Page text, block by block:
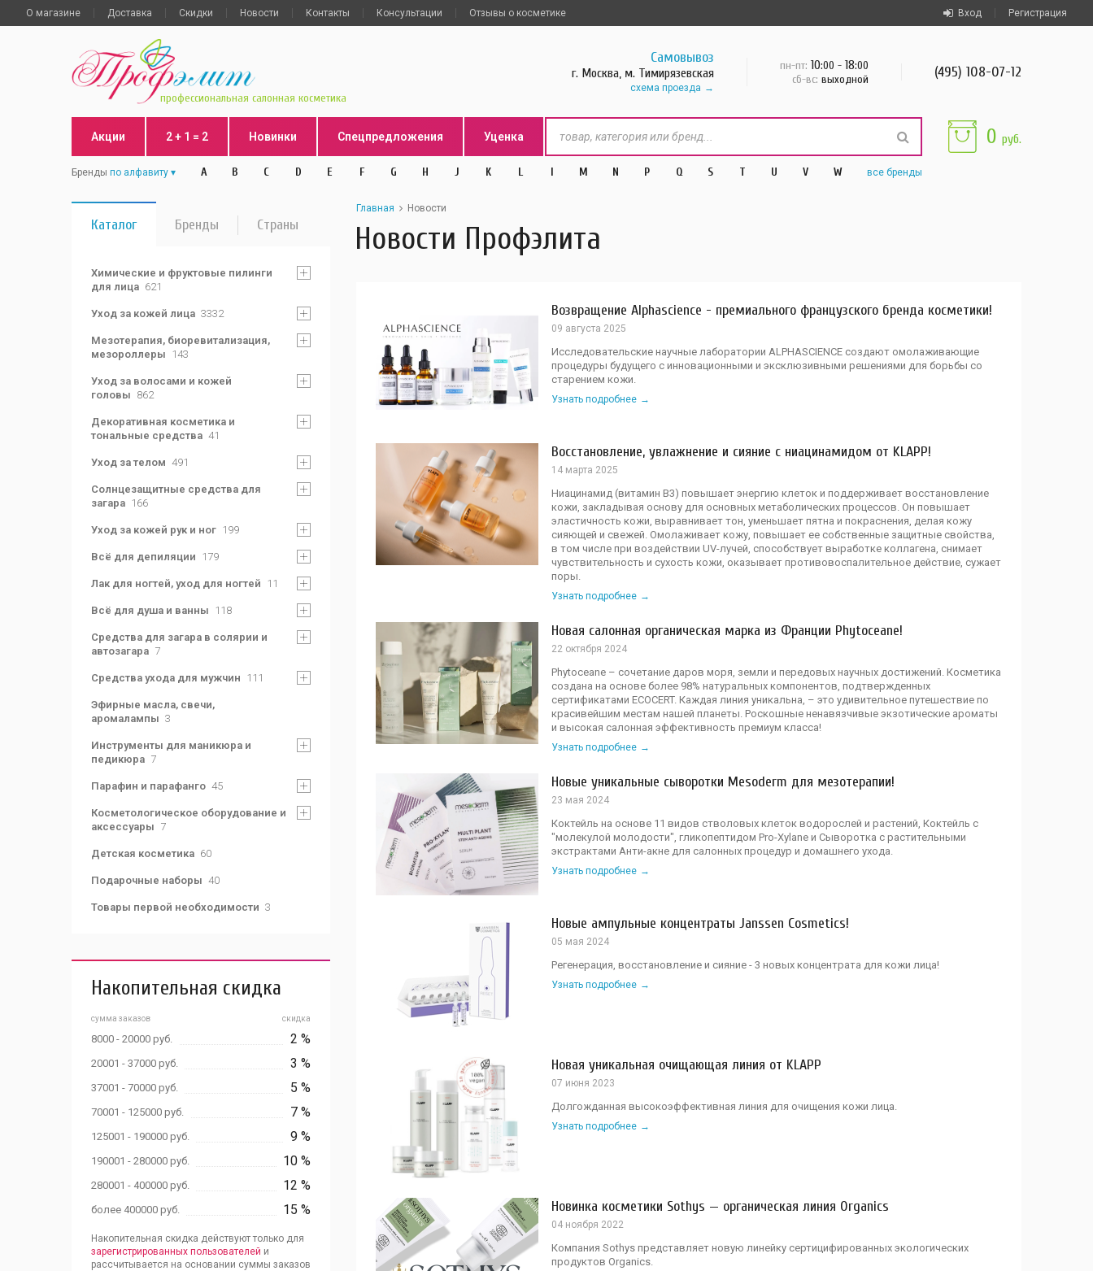
Вход Регистрация
О магазине Доставка Скидки Новости Контакты Консультации Отзывы о косметике
профессиональная салонная косметика
Самовывоз
г. Москва, м. Тимирязевская
схема проезда
пн-пт: 10:00 - 18:00
сб-вс: выходной (495) 108-07-12
Акции 2 + 1 = 2 Новинки Спецпредложения Уценка
Бренды по алфавиту A B C D E F G H J K L l M N P Q S T U V W все бренды
0 руб.
Каталог Бренды Страны
Химические и фруктовые пилинги
для лица 621
Уход за кожей лица 3332
Мезотерапия, биоревитализация,
мезороллеры 143
Уход за волосами и кожей
головы 862
Декоративная косметика и
тональные средства 41
Уход за телом 491
Солнцезащитные средства для
загара 166
Уход за кожей рук и ног 199
Всё для депиляции 179
Лак для ногтей, уход для ногтей 11
Всё для душа и ванны 118
Средства для загара в солярии и
автозагара 7
Средства ухода для мужчин 111
Эфирные масла, свечи,
аромалампы 3
Инструменты для маникюра и
педикюра 7
Парафин и парафанго 45
Косметологическое оборудование и
аксессуары 7
Детская косметика 60
Подарочные наборы 40
Товары первой необходимости 3
Накопительная скидка
скидка
сумма заказов
2 %
8000 - 20000 руб.
3 %
20001 - 37000 руб.
5 %
37001 - 70000 руб.
7 %
70001 - 125000 руб.
9 %
125001 - 190000 руб.
10 %
190001 - 280000 руб.
12 %
280001 - 400000 руб.
15 %
более 400000 руб.
Накопительная скидка действуют только для
зарегистрированных пользователей и
рассчитывается на основании суммы заказов
Главная Новости
Новости Профэлита
Возвращение Alphascience - премиального французского бренда косметики!
09 августа 2025
Исследовательские научные лаборатории ALPHASCIENCE создают омолаживающие
процедуры будущего с инновационными и эксклюзивными решениями для борьбы со
старением кожи.
Узнать подробнее
Восстановление, увлажнение и сияние с ниацинамидом от KLAPP!
14 марта 2025
Ниацинамид (витамин B3) повышает энергию клеток и поддерживает восстановление
кожи, закладывая основу для основных метаболических процессов. Он повышает
эластичность кожи, выравнивает тон, уменьшает пятна и покраснения, делая кожу
сияющей и свежей. Омолаживает кожу, повышает ее собственные защитные свойства,
в том числе при воздействии UV-лучей, способствует выработке коллагена, снимает
чувствительность и сухость кожи, оказывает противовоспалительное действие, сужает
поры.
Узнать подробнее
Новая салонная органическая марка из Франции Phytoceane!
22 октября 2024
Phytoceane – сочетание даров моря, земли и передовых научных достижений. Косметика
создана на основе более 98% натуральных компонентов, подтвержденных
сертификатами ECOCERT. Каждая линия уникальна, – это удивительное путешествие по
красивейшим местам нашей планеты. Роскошные ненавязчивые экзотические ароматы
и высокая салонная эффективность премиум класса!
Узнать подробнее
Новые уникальные сыворотки Mesoderm для мезотерапии!
23 мая 2024
Коктейль на основе 11 видов стволовых клеток водорослей и растений, Коктейль с
"молекулой молодости", гликопептидом Pro-Xylane и Сыворотка с растительными
экстрактами Анти-акне для салонных процедур и домашнего ухода.
Узнать подробнее
Новые ампульные концентраты Janssen Cosmetics!
05 мая 2024
Регенерация, восстановление и сияние - 3 новых концентрата для кожи лица!
Узнать подробнее
Новая уникальная очищающая линия от KLAPP
07 июня 2023
Долгожданная высокоэффективная линия для очищения кожи лица.
Узнать подробнее
Новинка косметики Sothys — органическая линия Organics
04 ноября 2022
Компания Sothys представляет новую линейку сертицифированных экологических
продуктов Organics.